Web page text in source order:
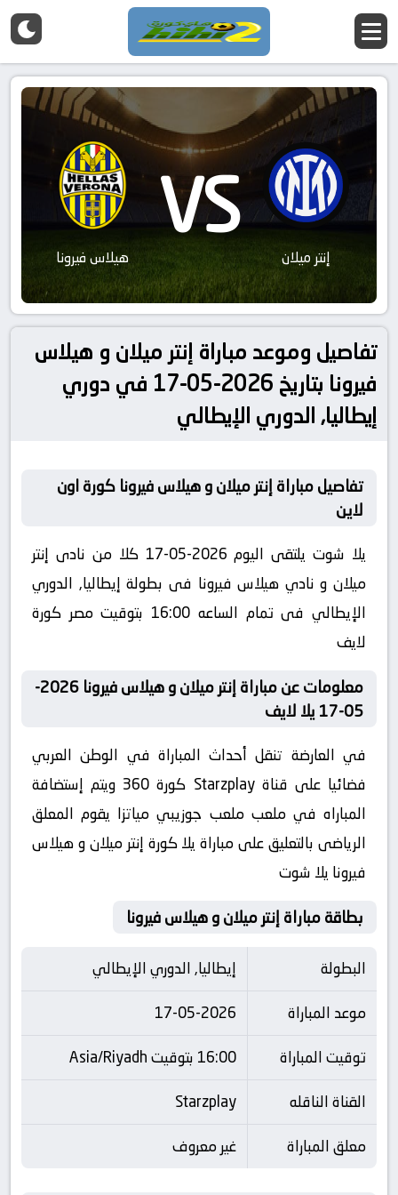
إنتر ميلان VS هيلاس فيرونا
تفاصيل وموعد مباراة إنتر ميلان و هيلاس
فيرونا بتاريخ 2026-05-17 في دوري
إيطاليا, الدوري الإيطالي
تفاصيل مباراة إنتر ميلان و هيلاس فيرونا كورة اون
لاين
يلا شوت يلتقى اليوم 2026-05-17 كلا من نادى إنتر
ميلان و نادي هيلاس فيرونا فى بطولة إيطاليا, الدوري
الإيطالي فى تمام الساعه 16:00 بتوقيت مصر كورة
لايف
معلومات عن مباراة إنتر ميلان و هيلاس فيرونا 2026-
05-17 يلا لايف
في العارضة تنقل أحداث المباراة في الوطن العربي
فضائيا على قناة Starzplay كورة 360 ويتم إستضافة
المباراه في ملعب ملعب جوزيبي مياتزا يقوم المعلق
الرياضى بالتعليق على مباراة يلا كورة إنتر ميلان و هيلاس
فيرونا يلا شوت
بطاقة مباراة إنتر ميلان و هيلاس فيرونا
البطولة
إيطاليا, الدوري الإيطالي
موعد المباراة
17-05-2026
توقيت المباراة
16:00 بتوقيت Asia/Riyadh
القناة الناقله
Starzplay
معلق المباراة
غير معروف